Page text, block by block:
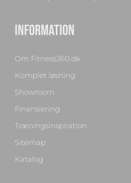
INFORMATION
Om Fitness360.dk
Komplet løsning
Showroom
Finansiering
Træningsinspiration
Sitemap
Katalog